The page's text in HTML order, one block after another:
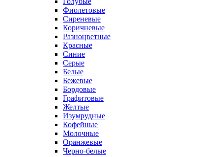
Фиолетовые
Сиреневые
Коричневые
Разноцветные
Красные
Синие
Серые
Белые
Бежевые
Бордовые
Графитовые
Желтые
Изумрудные
Кофейные
Молочные
Оранжевые
Черно-белые